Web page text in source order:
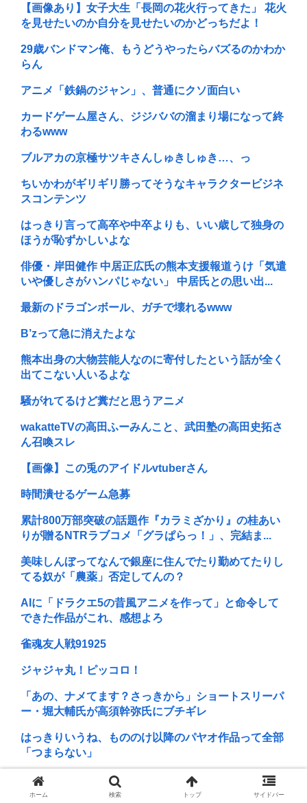
【画像あり】女子大生「長岡の花火行ってきた」 花火
を見せたいのか自分を見せたいのかどっちだよ！
29歳バンドマン俺、もうどうやったらバズるのかわか
らん
アニメ「鉄鍋のジャン」、普通にクソ面白い
カードゲーム屋さん、ジジババの溜まり場になって終
わるwww
ブルアカの京極サツキさんしゅきしゅき…、っ
ちいかわがギリギリ勝ってそうなキャラクタービジネ
スコンテンツ
はっきり言って高卒や中卒よりも、いい歳して独身の
ほうが恥ずかしいよな
俳優・岸田健作 中居正広氏の熊本支援報道うけ「気遣
いや優しさがハンパじゃない」 中居氏との思い出...
最新のドラゴンボール、ガチで壊れるwww
B’zって急に消えたよな
熊本出身の大物芸能人なのに寄付したという話が全く
出てこない人いるよな
騒がれてるけど糞だと思うアニメ
wakatteTVの高田ふーみんこと、武田塾の高田史拓さ
ん召喚スレ
【画像】この兎のアイドルvtuberさん
時間潰せるゲーム急募
累計800万部突破の話題作『カラミざかり』の桂あい
りが贈るNTRラブコメ「グラぱらっ！」、完結ま...
美味しんぼってなんで銀座に住んでたり勤めてたりし
てる奴が「農薬」否定してんの？
AIに「ドラクエ5の昔風アニメを作って」と命令して
できた作品がこれ、感想よろ
雀魂友人戦91925
ジャジャ丸！ピッコロ！
「あの、ナメてます？さっきから」ショートスリーパ
ー・堀大輔氏が高須幹弥氏にブチギレ
はっきりいうね、もののけ以降のパヤオ作品って全部
「つまらない」
BSのCMでスーパーファミコンみたいなクオリティの
ゲームを8000円ぐらいで売ってるでしょ
ホーム 検索 トップ サイドバー